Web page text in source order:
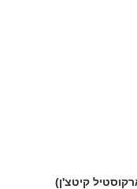
קיטצ'ן)